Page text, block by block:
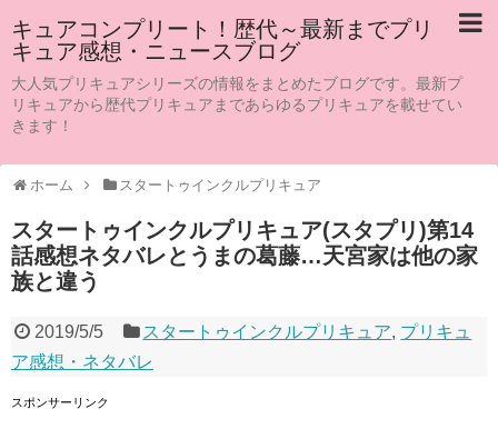
キュアコンプリート！歴代～最新までプリ
キュア感想・ニュースブログ
大人気プリキュアシリーズの情報をまとめたブログです。最新プ
リキュアから歴代プリキュアまであらゆるプリキュアを載せてい
きます！
ホーム スタートゥインクルプリキュア
スタートゥインクルプリキュア(スタプリ)第14
話感想ネタバレとうまの葛藤…天宮家は他の家
族と違う
2019/5/5 スタートゥインクルプリキュア, プリキュ
ア感想・ネタバレ
スポンサーリンク